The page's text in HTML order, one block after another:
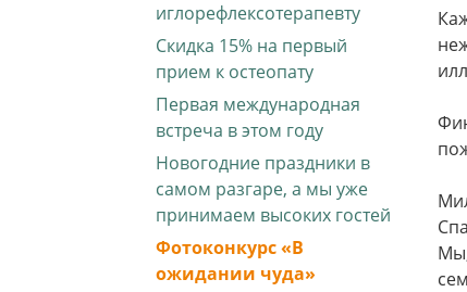
иглорефлексотерапевту
Скидка 15% на первый
прием к остеопату
Первая международная
встреча в этом году
Новогодние праздники в
самом разгаре, а мы уже
принимаем высоких гостей
Фотоконкурс «В
ожидании чуда»